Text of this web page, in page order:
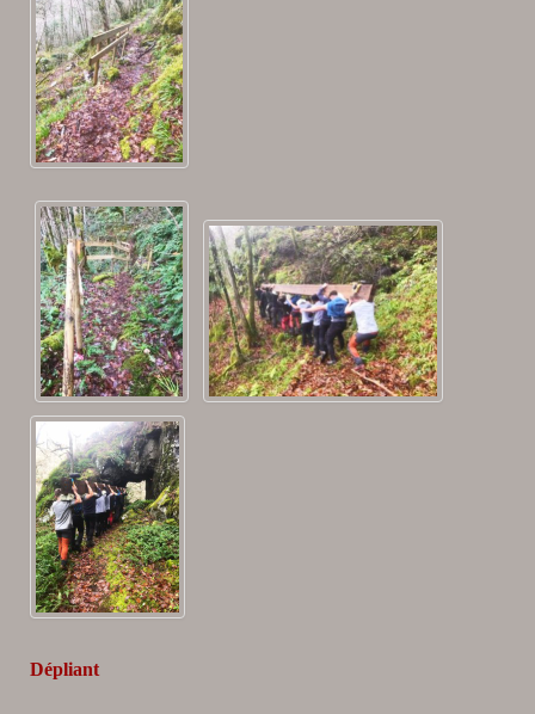
Dépliant